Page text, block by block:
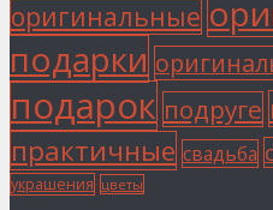
оригинальные
подарки
подарок подруге
практичные свадьба
украшения цветы